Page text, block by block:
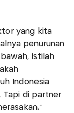
yang kita
penurunan
istilah
Indonesia
Tapi di partner